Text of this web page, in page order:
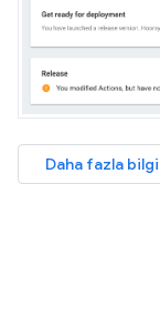
Daha fazla bilgi